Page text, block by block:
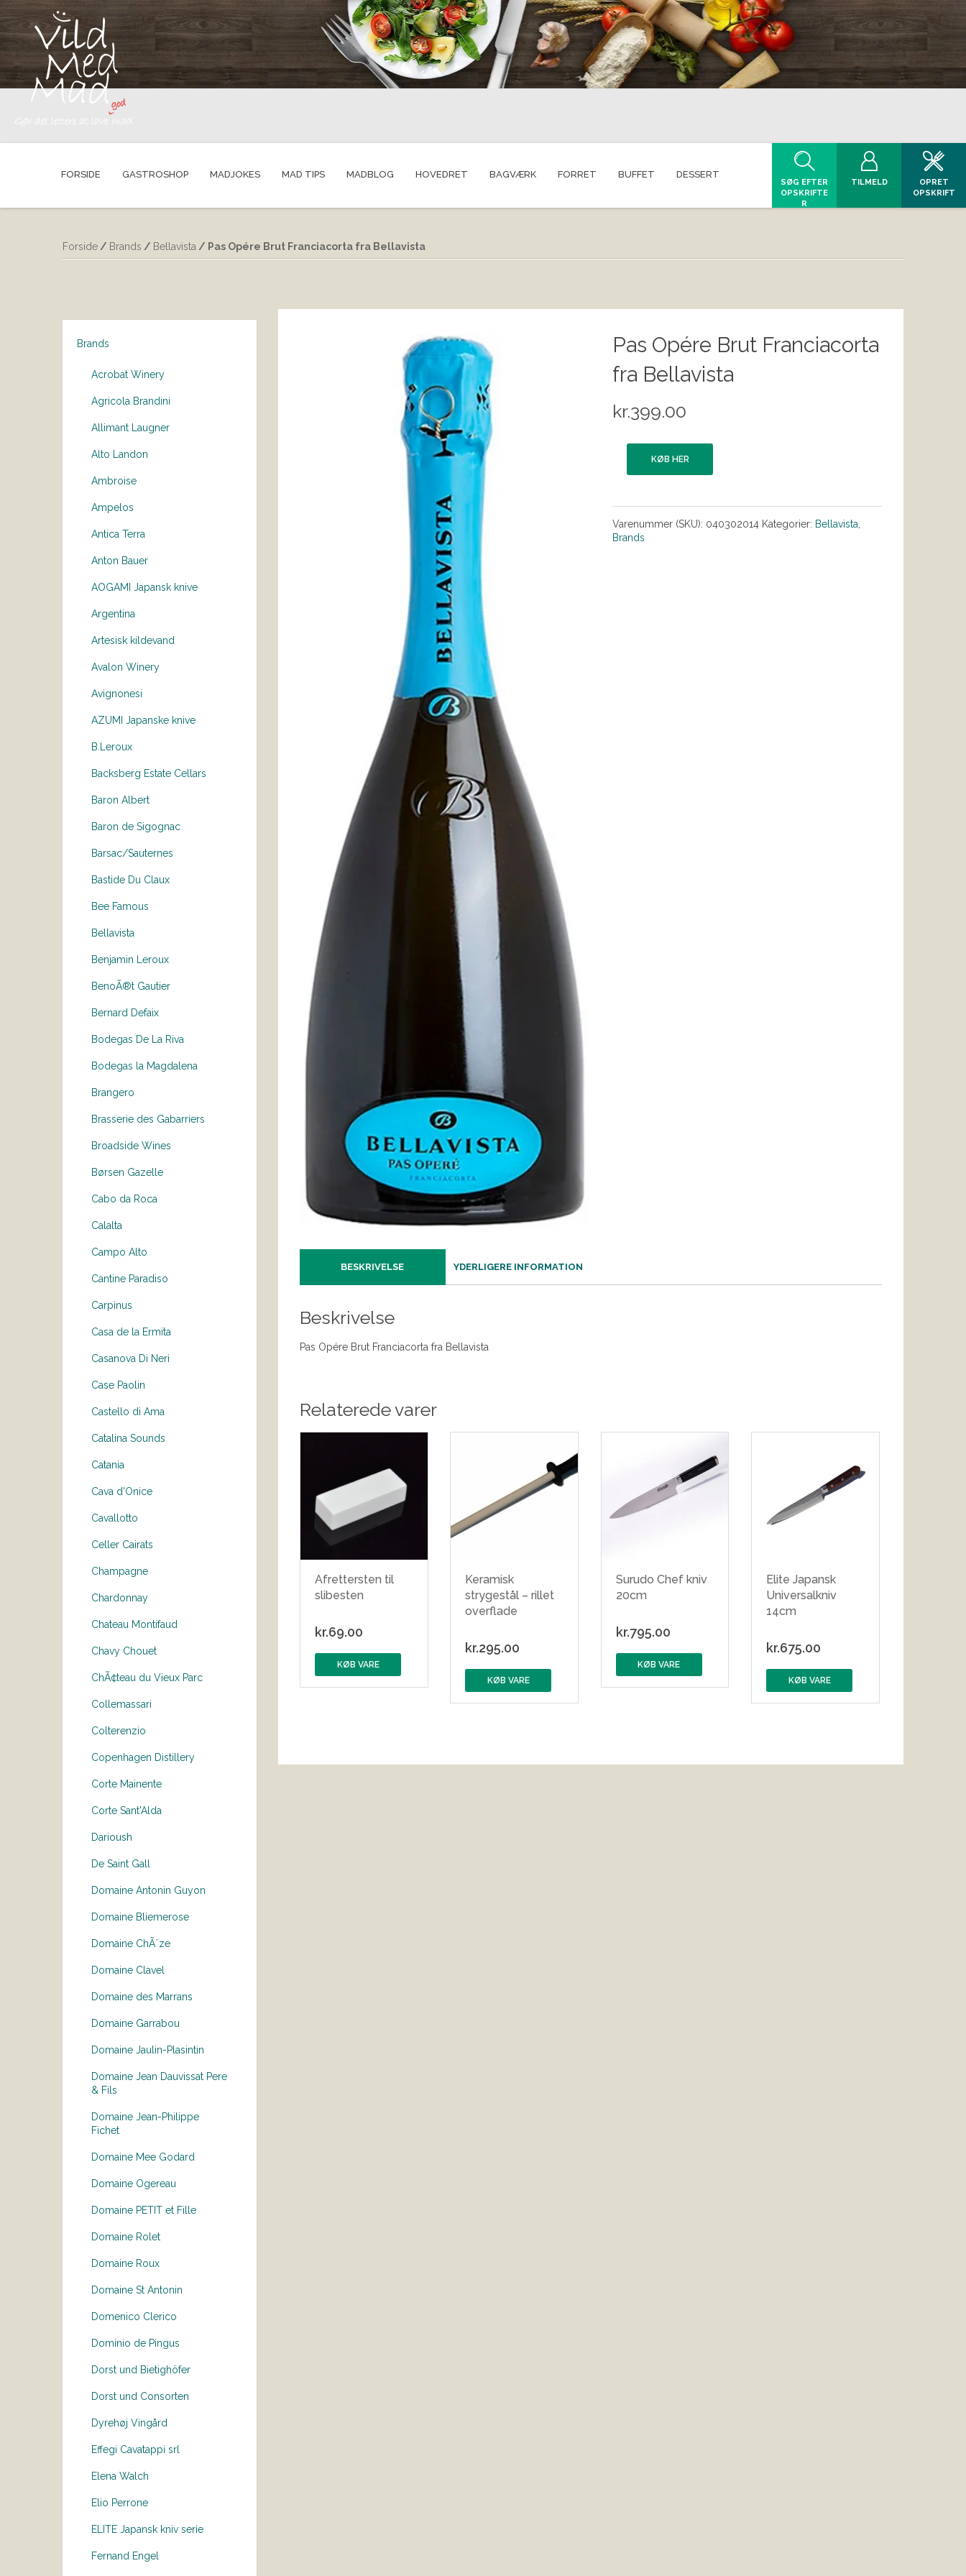
FORSIDE GASTROSHOP MADJOKES MAD TIPS MADBLOG HOVEDRET BAGVÆRK FORRET BUFFET DESSERT
SØG EFTER
OPSKRIFTE
R
TILMELD
OPRET
OPSKRIFT
Forside / Brands / Bellavista / Pas Opére Brut Franciacorta fra Bellavista
Brands
Acrobat Winery
Agricola Brandini
Allimant Laugner
Alto Landon
Ambroise
Ampelos
Antica Terra
Anton Bauer
AOGAMI Japansk knive
Argentina
Artesisk kildevand
Avalon Winery
Avignonesi
AZUMI Japanske knive
B.Leroux
Backsberg Estate Cellars
Baron Albert
Baron de Sigognac
Barsac/Sauternes
Bastide Du Claux
Bee Famous
Bellavista
Benjamin Leroux
BenoÃ®t Gautier
Bernard Defaix
Bodegas De La Riva
Bodegas la Magdalena
Brangero
Brasserie des Gabarriers
Broadside Wines
Børsen Gazelle
Cabo da Roca
Calalta
Campo Alto
Cantine Paradiso
Carpinus
Casa de la Ermita
Casanova Di Neri
Case Paolin
Castello di Ama
Catalina Sounds
Catania
Cava d'Onice
Cavallotto
Celler Cairats
Champagne
Chardonnay
Chateau Montifaud
Chavy Chouet
ChÃ¢teau du Vieux Parc
Collemassari
Colterenzio
Copenhagen Distillery
Corte Mainente
Corte Sant'Alda
Darioush
De Saint Gall
Domaine Antonin Guyon
Domaine Bliemerose
Domaine ChÃ¨ze
Domaine Clavel
Domaine des Marrans
Domaine Garrabou
Domaine Jaulin-Plasintin
Domaine Jean Dauvissat Pere
& Fils
Domaine Jean-Philippe
Fichet
Domaine Mee Godard
Domaine Ogereau
Domaine PETIT et Fille
Domaine Rolet
Domaine Roux
Domaine St Antonin
Domenico Clerico
Dominio de Pingus
Dorst und Bietighöfer
Dorst und Consorten
Dyrehøj Vingård
Effegi Cavatappi srl
Elena Walch
Elio Perrone
ELITE Japansk kniv serie
Fernand Engel
Pas Opére Brut Franciacorta
fra Bellavista
kr.399.00
KØB HER
Varenummer (SKU): 040302014 Kategorier: Bellavista
Brands
BESKRIVELSE YDERLIGERE INFORMATION
Beskrivelse
Pas Opére Brut Franciacorta fra Bellavista
Relaterede varer
Afrettersten til
slibesten
kr.69.00
KØB VARE
Keramisk
strygestål – rillet
overflade
kr.295.00
KØB VARE
Surudo Chef kniv
20cm
kr.795.00
KØB VARE
Elite Japansk
Universalkniv
14cm
kr.675.00
KØB VARE